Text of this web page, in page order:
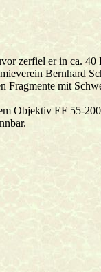
zerfiel er in ca. 40
Bernhard
mit
Objektiv EF 55-